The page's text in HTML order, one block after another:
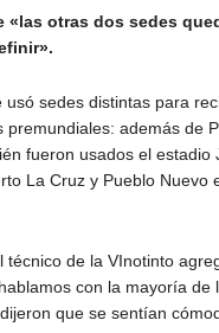
«las otras dos sedes
usó sedes distintas para
premundiales: además de
fueron usados el estadio
La Cruz y Pueblo Nuevo
técnico de la VInotinto
con la mayoría de
que se sentían